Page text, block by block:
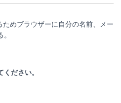
めブラウザーに自分の名前、メー
ださい。